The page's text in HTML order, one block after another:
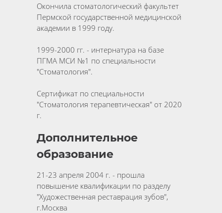
Окончила стоматологический факультет
Пермской государственной медицинской
академии в 1999 году.
1999-2000 гг. - интернатура на базе
ПГМА МСИ №1 по специальности
"Стоматология".
Сертификат по специальности
"Стоматология терапевтическая" от 2020
г.
Дополнительное
образование
21-23 апреля 2004 г. - прошла
повышение квалификации по разделу
"Художественная реставрация зубов",
г.Москва